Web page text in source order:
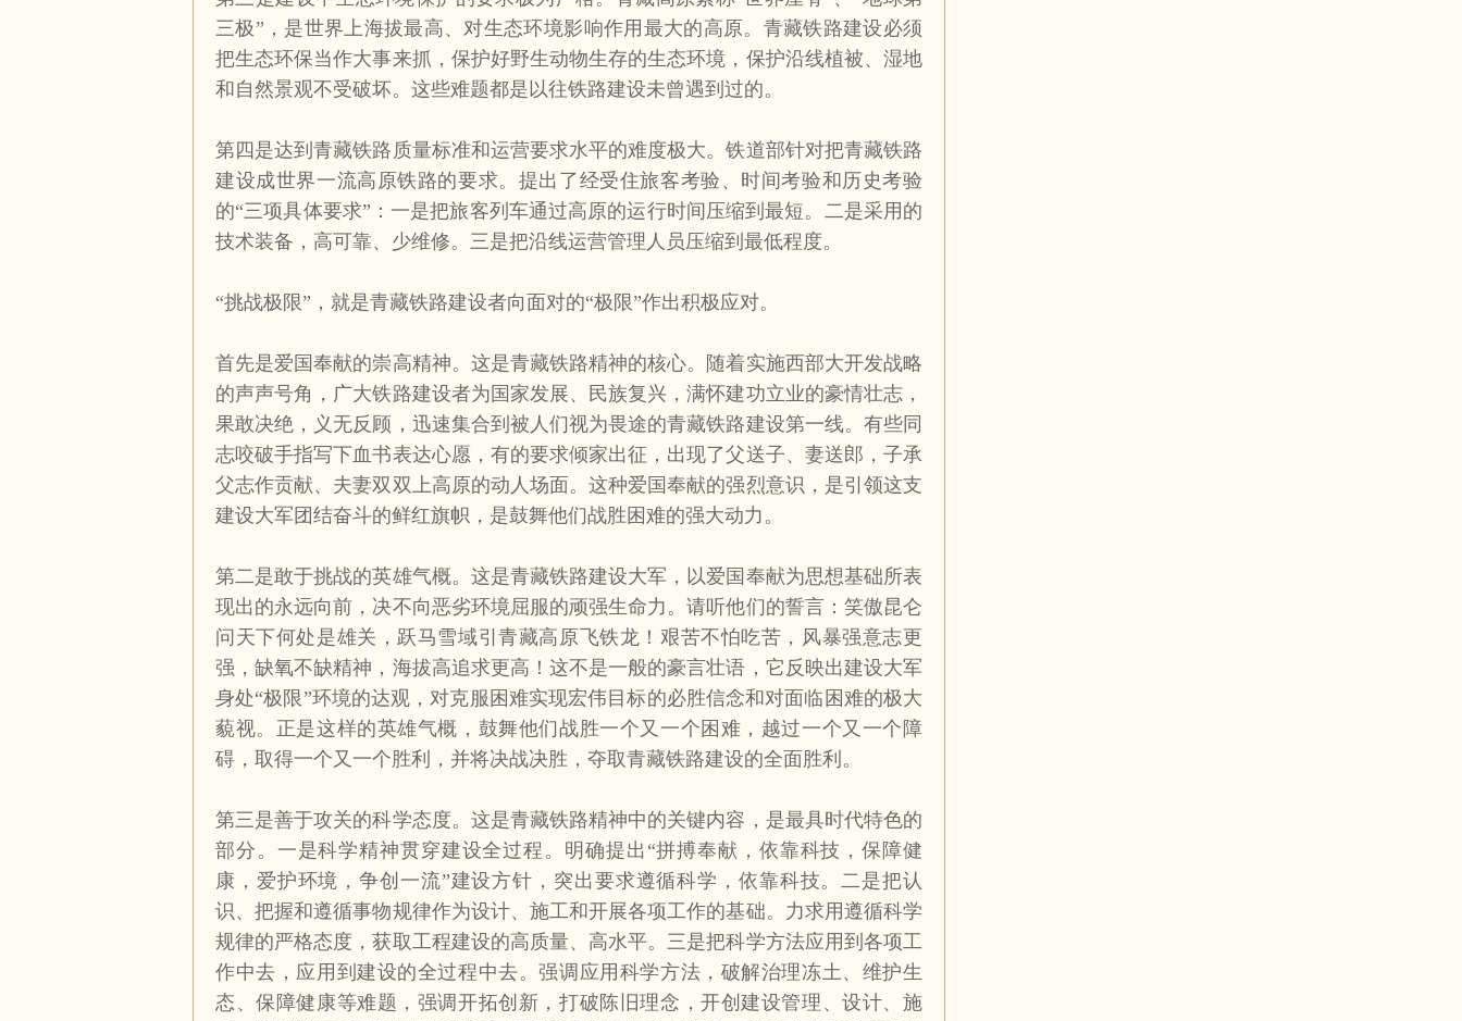
三极”，是世界上海拔最高、对生态环境影响作用最大的高原。青藏铁路建设必须
把生态环保当作大事来抓，保护好野生动物生存的生态环境，保护沿线植被、湿地
和自然景观不受破坏。这些难题都是以往铁路建设未曾遇到过的。
第四是达到青藏铁路质量标准和运营要求水平的难度极大。铁道部针对把青藏铁路
建设成世界一流高原铁路的要求。提出了经受住旅客考验、时间考验和历史考验
的“三项具体要求”：一是把旅客列车通过高原的运行时间压缩到最短。二是采用的
技术装备，高可靠、少维修。三是把沿线运营管理人员压缩到最低程度。
“挑战极限”，就是青藏铁路建设者向面对的“极限”作出积极应对。
首先是爱国奉献的崇高精神。这是青藏铁路精神的核心。随着实施西部大开发战略
的声声号角，广大铁路建设者为国家发展、民族复兴，满怀建功立业的豪情壮志，
果敢决绝，义无反顾，迅速集合到被人们视为畏途的青藏铁路建设第一线。有些同
志咬破手指写下血书表达心愿，有的要求倾家出征，出现了父送子、妻送郎，子承
父志作贡献、夫妻双双上高原的动人场面。这种爱国奉献的强烈意识，是引领这支
建设大军团结奋斗的鲜红旗帜，是鼓舞他们战胜困难的强大动力。
第二是敢于挑战的英雄气概。这是青藏铁路建设大军，以爱国奉献为思想基础所表
现出的永远向前，决不向恶劣环境屈服的顽强生命力。请听他们的誓言：笑傲昆仑
问天下何处是雄关，跃马雪域引青藏高原飞铁龙！艰苦不怕吃苦，风暴强意志更
强，缺氧不缺精神，海拔高追求更高！这不是一般的豪言壮语，它反映出建设大军
身处“极限”环境的达观，对克服困难实现宏伟目标的必胜信念和对面临困难的极大
藐视。正是这样的英雄气概，鼓舞他们战胜一个又一个困难，越过一个又一个障
碍，取得一个又一个胜利，并将决战决胜，夺取青藏铁路建设的全面胜利。
第三是善于攻关的科学态度。这是青藏铁路精神中的关键内容，是最具时代特色的
部分。一是科学精神贯穿建设全过程。明确提出“拼搏奉献，依靠科技，保障健
康，爱护环境，争创一流”建设方针，突出要求遵循科学，依靠科技。二是把认
识、把握和遵循事物规律作为设计、施工和开展各项工作的基础。力求用遵循科学
规律的严格态度，获取工程建设的高质量、高水平。三是把科学方法应用到各项工
作中去，应用到建设的全过程中去。强调应用科学方法，破解治理冻土、维护生
态、保障健康等难题，强调开拓创新，打破陈旧理念，开创建设管理、设计、施